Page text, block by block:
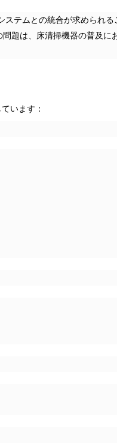
ステムとの統合が求められ
題は、床清掃機器の普及に
います：